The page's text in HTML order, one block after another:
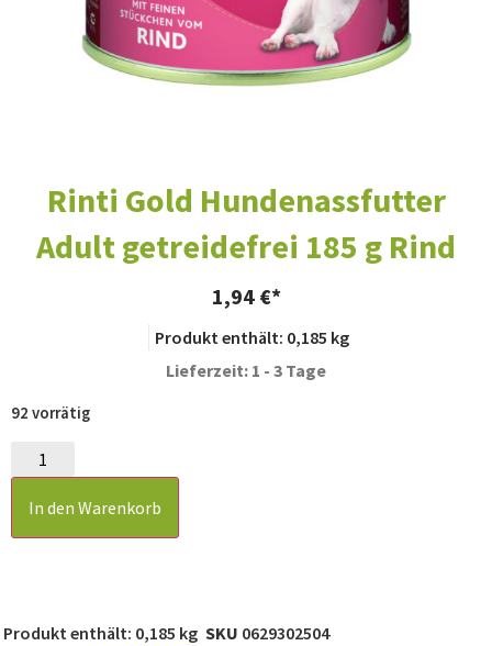
Rinti Gold Hundenassfutter
Adult getreidefrei 185 g Rind
1,94 €
Produkt enthält: 0,185 kg
Lieferzeit: 1 - 3 Tage
92 vorrätig
In den Warenkorb
Produkt enthält: 0,185 kg SKU 0629302504